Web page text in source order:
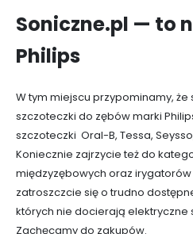
Soniczne.pl — to
Philips
W tym miejscu przypominamy, że
szczoteczki do zębów marki
szczoteczki Oral-B, Tessa,
Koniecznie zajrzycie też do
międzyzębowych oraz
zatroszczcie się o trudno
których nie docierają elektryczne
Zachęcamy do zakupów.